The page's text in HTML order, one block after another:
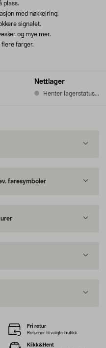
Nettlager
Henter lagerstatus...
plass.
med nøkkelring.
signalet.
og mye mer.
flere farger.
faresymboler
Fri retur
Returner til valgfri butikk
Klikk&Hent